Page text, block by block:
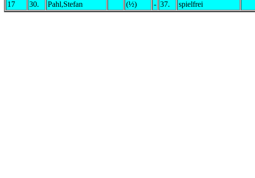
17
30. Pahl,Stefan (½) - 37. spielfrei